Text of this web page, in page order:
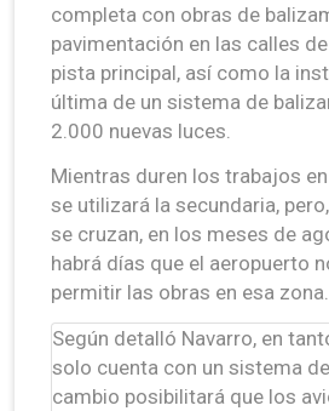
completa con obras de
pavimentación en las calles
pista principal, así como la
última de un sistema de
2.000 nuevas luces.
Mientras duren los trabajos
se utilizará la secundaria,
se cruzan, en los meses de
habrá días que el aeropuerto
permitir las obras en esa zona.
Según detalló Navarro, en
solo cuenta con un sistema
cambio posibilitará que los